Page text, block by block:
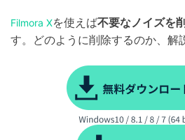
Filmora Xを使えば不要なノイズを
す。どのように削除するのか、解